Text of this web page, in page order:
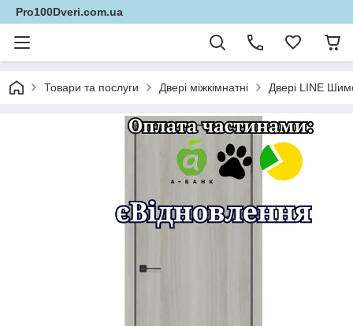
Pro100Dveri.com.ua
Товари та послуги Двері міжкімнатні Двері LINE